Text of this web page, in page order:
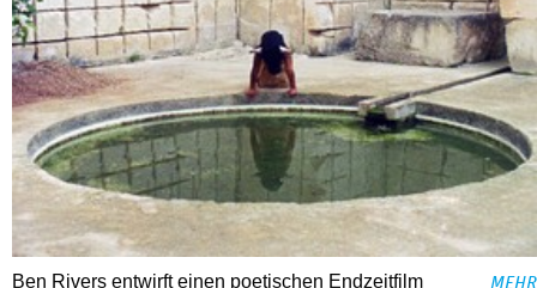
Ben Rivers entwirft einen poetischen Endzeitfilm
MEHR